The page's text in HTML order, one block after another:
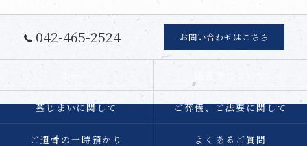
042-465-2524 お問い合わせはこちら
墓じまいに関して ご葬儀、ご法要に関して
ご遺骨の一時預かり よくあるご質問